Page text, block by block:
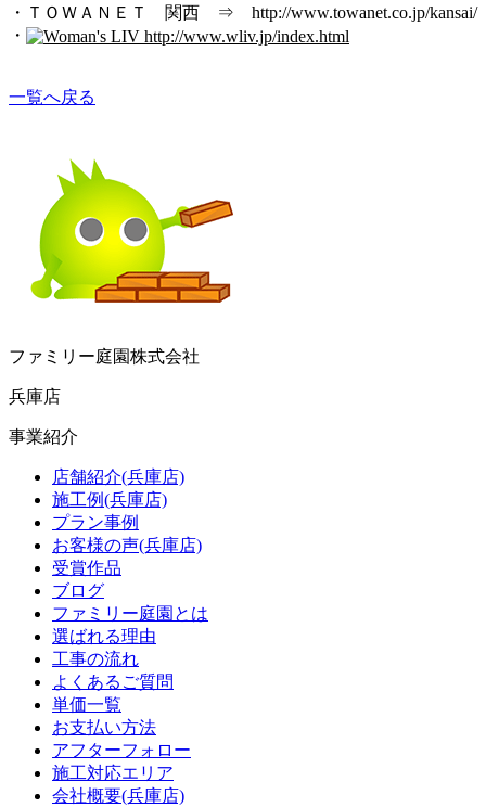
・ＴＯＷＡＮＥＴ 関西 ⇒ http://www.towanet.co.jp/kansai/
・
一覧へ戻る
ファミリー庭園株式会社
兵庫店
事業紹介
店舗紹介(兵庫店)
施工例(兵庫店)
プラン事例
お客様の声(兵庫店)
受賞作品
ブログ
ファミリー庭園とは
選ばれる理由
工事の流れ
よくあるご質問
単価一覧
お支払い方法
アフターフォロー
施工対応エリア
会社概要(兵庫店)